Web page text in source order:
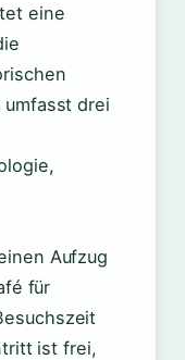
eine
drei
Aufzug
für
ist frei,